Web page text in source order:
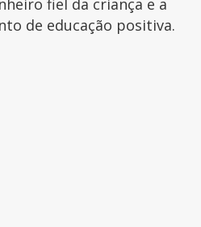
de educação positiva.